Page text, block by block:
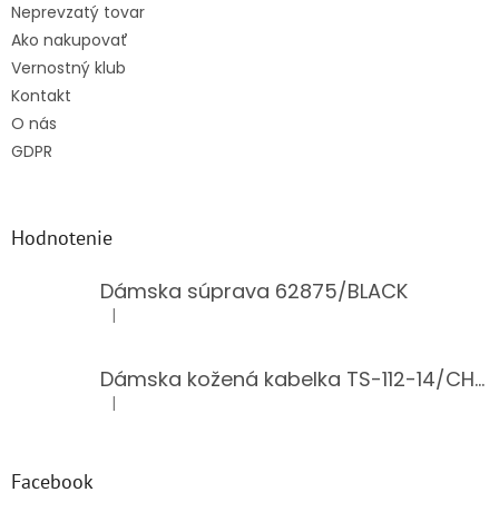
Neprevzatý tovar
Ako nakupovať
Vernostný klub
Kontakt
O nás
GDPR
Hodnotenie
Dámska súprava 62875/BLACK
Hodnotenie produktu je 5 z 5 hviezdičiek.
|
Dámska kožená kabelka TS-112-14/CHOCO
Hodnotenie produktu je 5 z 5 hviezdičiek.
|
Facebook